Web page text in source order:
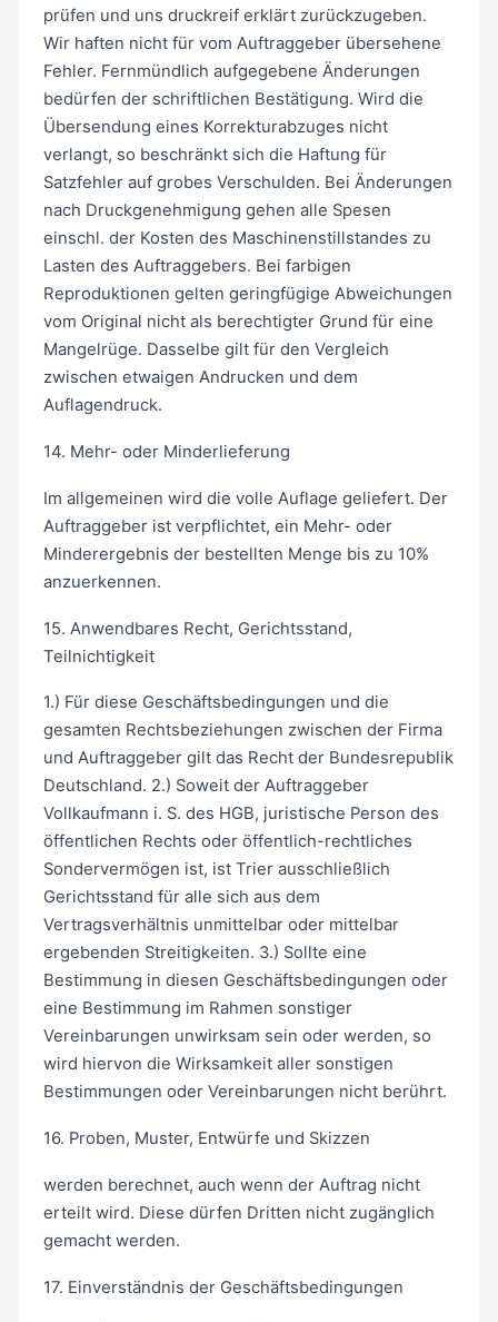
prüfen und uns druckreif erklärt zurückzugeben.
Wir haften nicht für vom Auftraggeber übersehene
Fehler. Fernmündlich aufgegebene Änderungen
bedürfen der schriftlichen Bestätigung. Wird die
Übersendung eines Korrekturabzuges nicht
verlangt, so beschränkt sich die Haftung für
Satzfehler auf grobes Verschulden. Bei Änderungen
nach Druckgenehmigung gehen alle Spesen
einschl. der Kosten des Maschinenstillstandes zu
Lasten des Auftraggebers. Bei farbigen
Reproduktionen gelten geringfügige Abweichungen
vom Original nicht als berechtigter Grund für eine
Mangelrüge. Dasselbe gilt für den Vergleich
zwischen etwaigen Andrucken und dem
Auflagendruck.
14. Mehr- oder Minderlieferung
Im allgemeinen wird die volle Auflage geliefert. Der
Auftraggeber ist verpflichtet, ein Mehr- oder
Minderergebnis der bestellten Menge bis zu 10%
anzuerkennen.
15. Anwendbares Recht, Gerichtsstand,
Teilnichtigkeit
1.) Für diese Geschäftsbedingungen und die
gesamten Rechtsbeziehungen zwischen der Firma
und Auftraggeber gilt das Recht der Bundesrepublik
Deutschland. 2.) Soweit der Auftraggeber
Vollkaufmann i. S. des HGB, juristische Person des
öffentlichen Rechts oder öffentlich-rechtliches
Sondervermögen ist, ist Trier ausschließlich
Gerichtsstand für alle sich aus dem
Vertragsverhältnis unmittelbar oder mittelbar
ergebenden Streitigkeiten. 3.) Sollte eine
Bestimmung in diesen Geschäftsbedingungen oder
eine Bestimmung im Rahmen sonstiger
Vereinbarungen unwirksam sein oder werden, so
wird hiervon die Wirksamkeit aller sonstigen
Bestimmungen oder Vereinbarungen nicht berührt.
16. Proben, Muster, Entwürfe und Skizzen
werden berechnet, auch wenn der Auftrag nicht
erteilt wird. Diese dürfen Dritten nicht zugänglich
gemacht werden.
17. Einverständnis der Geschäftsbedingungen